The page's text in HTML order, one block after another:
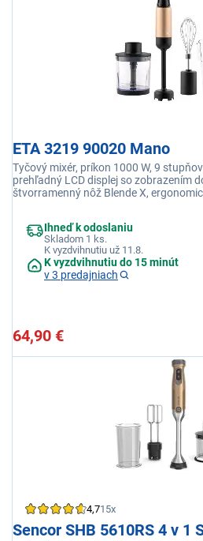
ETA 3219 90020 Mano
Tyčový mixér, príkon 1000 W, 9
prehľadný LCD displej so zobrazením
štvorramenný nôž Blende X,
Ihneď k odoslaniu
Skladom 1 ks.
K vyzdvihnutiu už 11.8.
K vyzdvihnutiu do 15 minút
v 3 predajniach
64,90 €
4,715x
Sencor SHB 5610RS 4 v 1